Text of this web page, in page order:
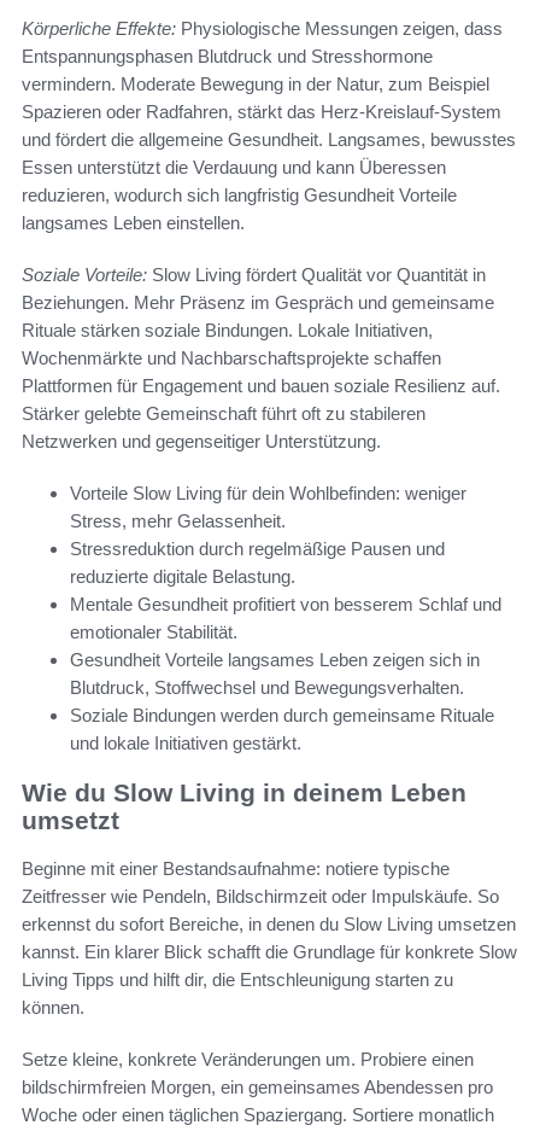
Körperliche Effekte: Physiologische Messungen zeigen, dass
Entspannungsphasen Blutdruck und Stresshormone
vermindern. Moderate Bewegung in der Natur, zum Beispiel
Spazieren oder Radfahren, stärkt das Herz-Kreislauf-System
und fördert die allgemeine Gesundheit. Langsames, bewusstes
Essen unterstützt die Verdauung und kann Überessen
reduzieren, wodurch sich langfristig Gesundheit Vorteile
langsames Leben einstellen.
Soziale Vorteile: Slow Living fördert Qualität vor Quantität in
Beziehungen. Mehr Präsenz im Gespräch und gemeinsame
Rituale stärken soziale Bindungen. Lokale Initiativen,
Wochenmärkte und Nachbarschaftsprojekte schaffen
Plattformen für Engagement und bauen soziale Resilienz auf.
Stärker gelebte Gemeinschaft führt oft zu stabileren
Netzwerken und gegenseitiger Unterstützung.
Vorteile Slow Living für dein Wohlbefinden: weniger
Stress, mehr Gelassenheit.
Stressreduktion durch regelmäßige Pausen und
reduzierte digitale Belastung.
Mentale Gesundheit profitiert von besserem Schlaf und
emotionaler Stabilität.
Gesundheit Vorteile langsames Leben zeigen sich in
Blutdruck, Stoffwechsel und Bewegungsverhalten.
Soziale Bindungen werden durch gemeinsame Rituale
und lokale Initiativen gestärkt.
Wie du Slow Living in deinem Leben
umsetzt
Beginne mit einer Bestandsaufnahme: notiere typische
Zeitfresser wie Pendeln, Bildschirmzeit oder Impulskäufe. So
erkennst du sofort Bereiche, in denen du Slow Living umsetzen
kannst. Ein klarer Blick schafft die Grundlage für konkrete Slow
Living Tipps und hilft dir, die Entschleunigung starten zu
können.
Setze kleine, konkrete Veränderungen um. Probiere einen
bildschirmfreien Morgen, ein gemeinsames Abendessen pro
Woche oder einen täglichen Spaziergang. Sortiere monatlich